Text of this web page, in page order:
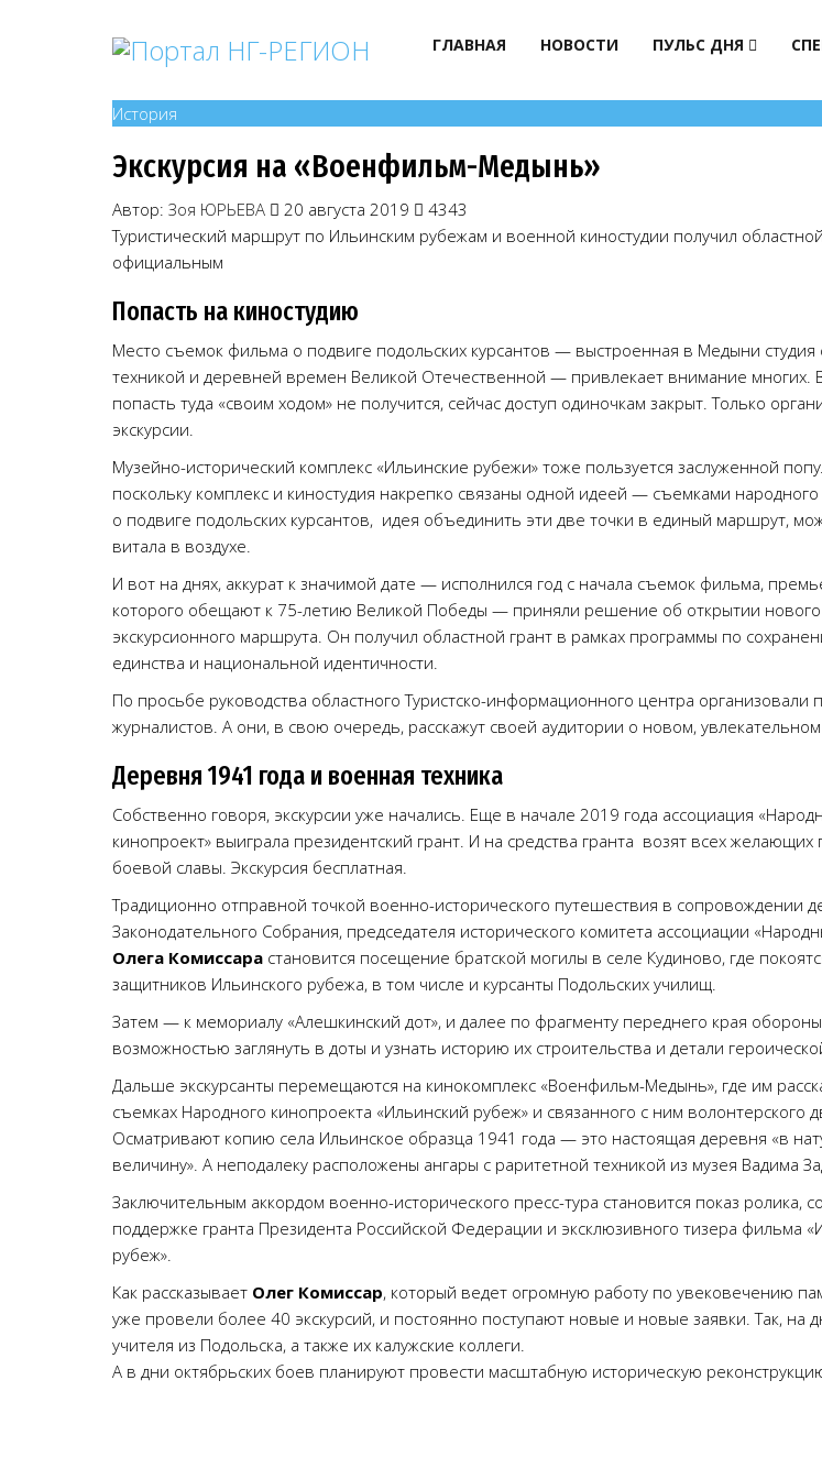
ГЛАВНАЯ НОВОСТИ ПУЛЬС ДНЯ
История
Экскурсия на «Военфильм-Медынь»
Автор: Зоя ЮРЬЕВА 20 августа 2019
4343
Туристический маршрут по Ильинским рубежам и военной киностудии получил
официальным
Попасть на киностудию
Место съемок фильма о подвиге подольских курсантов — выстроенная в Медыни студия
техникой и деревней времен Великой Отечественной — привлекает внимание многих.
попасть туда «своим ходом» не получится, сейчас доступ одиночкам закрыт. Только
экскурсии.
Музейно-исторический комплекс «Ильинские рубежи» тоже пользуется заслуженной
поскольку комплекс и киностудия накрепко связаны одной идеей — съемками
о подвиге подольских курсантов, идея объединить эти две точки в единый маршрут,
витала в воздухе.
И вот на днях, аккурат к значимой дате — исполнился год с начала съемок фильма,
которого обещают к 75-летию Великой Победы — приняли решение об открытии нового
экскурсионного маршрута. Он получил областной грант в рамках программы по
единства и национальной идентичности.
По просьбе руководства областного Туристско-информационного центра организовали
журналистов. А они, в свою очередь, расскажут своей аудитории о новом,
Деревня 1941 года и военная техника
Собственно говоря, экскурсии уже начались. Еще в начале 2019 года ассоциация
кинопроект» выиграла президентский грант. И на средства гранта возят всех желающих
боевой славы. Экскурсия бесплатная.
Традиционно отправной точкой военно-исторического путешествия в сопровождении
Законодательного Собрания, председателя исторического комитета ассоциации
Олега Комиссара становится посещение братской могилы в селе Кудиново, где
защитников Ильинского рубежа, в том числе и курсанты Подольских училищ.
Затем — к мемориалу «Алешкинский дот», и далее по фрагменту переднего края
возможностью заглянуть в доты и узнать историю их строительства и детали
Дальше экскурсанты перемещаются на кинокомплекс «Военфильм-Медынь», где им
съемках Народного кинопроекта «Ильинский рубеж» и связанного с ним волонтерского
Осматривают копию села Ильинское образца 1941 года — это настоящая деревня «в
величину». А неподалеку расположены ангары с раритетной техникой из музея Вадима
Заключительным аккордом военно-исторического пресс-тура становится показ ролика,
поддержке гранта Президента Российской Федерации и эксклюзивного тизера фильма
рубеж».
Как рассказывает Олег Комиссар, который ведет огромную работу по увековечению
уже провели более 40 экскурсий, и постоянно поступают новые и новые заявки. Так, на
учителя из Подольска, а также их калужские коллеги.
А в дни октябрьских боев планируют провести масштабную историческую